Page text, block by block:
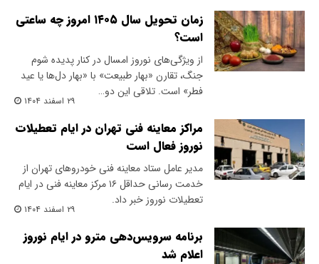
زمان تحویل سال ۱۴۰۵ امروز چه ساعتی
است؟
از ویژگی‌های نوروز امسال در کنار پدیده شوم
جنگ، تقارن «بهار طبیعت» با «بهار دل‌ها یا عید
فطر» است. تلاقی این دو…
۲۹ اسفند ۱۴۰۴
مراکز معاینه فنی تهران در ایام تعطیلات
نوروز فعال است
مدیر عامل ستاد معاینه فنی خودروهای تهران از
خدمت رسانی حداقل ۱۶ مرکز معاینه فنی در ایام
تعطیلات نوروز خبر داد.
۲۹ اسفند ۱۴۰۴
برنامه سرویس‌دهی مترو در ایام نوروز
اعلام شد